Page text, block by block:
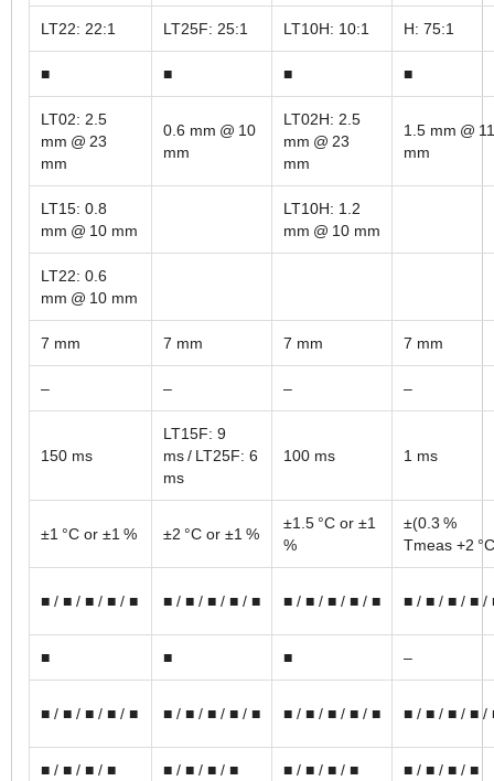
LT22: 22:1 LT25F: 25:1 LT10H: 10:1 H: 75:1
■ ■ ■ ■
LT02: 2.5
mm @ 23
mm
0.6 mm @ 10
mm
LT02H: 2.5
mm @ 23
mm
1.5 mm @
mm
LT15: 0.8
mm @ 10 mm
LT10H: 1.2
mm @ 10 mm
LT22: 0.6
mm @ 10 mm
7 mm 7 mm 7 mm 7 mm
– – – –
150 ms
LT15F: 9
ms / LT25F: 6
ms
100 ms 1 ms
±1 °C or ±1 % ±2 °C or ±1 %
±1.5 °C or ±1
%
±(0.3 %
Tmeas +2
■ / ■ / ■ / ■ / ■ ■ / ■ / ■ / ■ / ■ ■ / ■ / ■ / ■ / ■ ■ / ■ / ■ / ■ /
■ ■ ■ –
■ / ■ / ■ / ■ / ■ ■ / ■ / ■ / ■ / ■ ■ / ■ / ■ / ■ / ■ ■ / ■ / ■ / ■ /
■ / ■ / ■ / ■ ■ / ■ / ■ / ■ ■ / ■ / ■ / ■ ■ / ■ / ■ / ■